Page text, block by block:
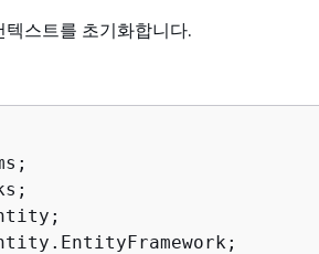
스트를 초기화합니다.